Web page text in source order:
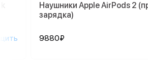
Наушники Apple AirPods 2
зарядка)
9880₽